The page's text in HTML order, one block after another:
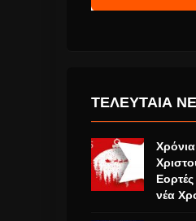
ΤΕΛΕΥΤΑΙΑ
νέα